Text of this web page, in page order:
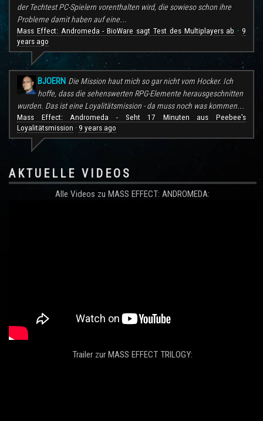
der Techtest PC-Spielern vorenthalten wird, die sowieso schon ihre
Probleme damit haben auf eine...
Mass Effect: Andromeda - BioWare sagt Test des Multiplayers ab ·9
years ago
BJOERN Die Mission haut mich so gar nicht vom Hocker. Ich
hoffe, dass die sehenswerten RPG-Elemente herausgeschnitten
wurden. Das ist eine Loyalitätsmission - da muss noch was kommen...
Mass Effect: Andromeda - Seht 17 Minuten aus Peebee's
Loyalitätsmission · 9 years ago
AKTUELLE VIDEOS
Alle Videos zu MASS EFFECT: ANDROMEDA:
Trailer zur MASS EFFECT TRILOGY: